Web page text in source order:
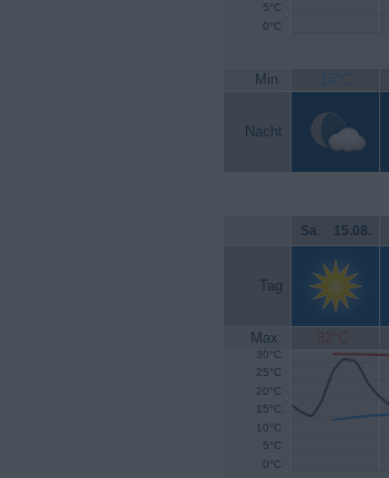
0°C
5°C
Min. 15°C
Nacht
Sa. 15.08.
Tag
Max. 32°C
0°C
5°C
10°C
15°C
20°C
25°C
30°C